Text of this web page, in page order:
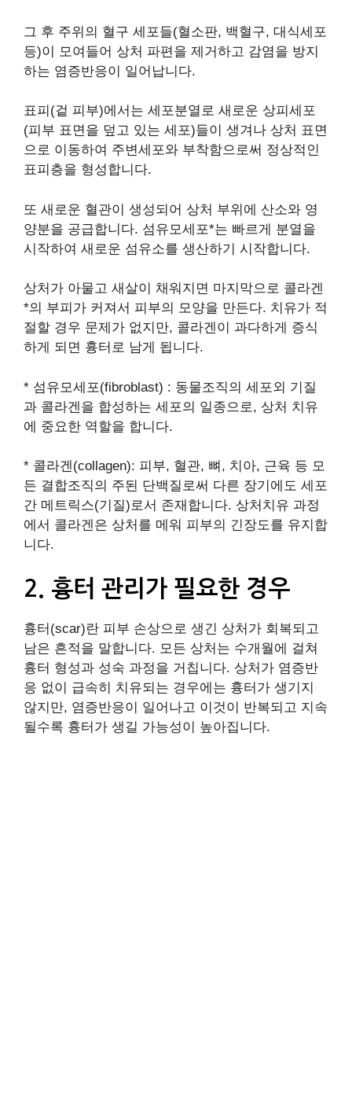
그 후 주위의 혈구 세포들(혈소판, 백혈구, 대식세포
등)이 모여들어 상처 파편을 제거하고 감염을 방지
하는 염증반응이 일어납니다.
표피(겉 피부)에서는 세포분열로 새로운 상피세포
(피부 표면을 덮고 있는 세포)들이 생겨나 상처 표면
으로 이동하여 주변세포와 부착함으로써 정상적인
표피층을 형성합니다.
또 새로운 혈관이 생성되어 상처 부위에 산소와 영
양분을 공급합니다. 섬유모세포*는 빠르게 분열을
시작하여 새로운 섬유소를 생산하기 시작합니다.
상처가 아물고 새살이 채워지면 마지막으로 콜라겐
*의 부피가 커져서 피부의 모양을 만든다. 치유가 적
절할 경우 문제가 없지만, 콜라겐이 과다하게 증식
하게 되면 흉터로 남게 됩니다.
* 섬유모세포(fibroblast) : 동물조직의 세포외 기질
과 콜라겐을 합성하는 세포의 일종으로, 상처 치유
에 중요한 역할을 합니다.
* 콜라겐(collagen): 피부, 혈관, 뼈, 치아, 근육 등 모
든 결합조직의 주된 단백질로써 다른 장기에도 세포
간 메트릭스(기질)로서 존재합니다. 상처치유 과정
에서 콜라겐은 상처를 메워 피부의 긴장도를 유지합
니다.
2. 흉터 관리가 필요한 경우
흉터(scar)란 피부 손상으로 생긴 상처가 회복되고
남은 흔적을 말합니다. 모든 상처는 수개월에 걸쳐
흉터 형성과 성숙 과정을 거칩니다. 상처가 염증반
응 없이 급속히 치유되는 경우에는 흉터가 생기지
않지만, 염증반응이 일어나고 이것이 반복되고 지속
될수록 흉터가 생길 가능성이 높아집니다.